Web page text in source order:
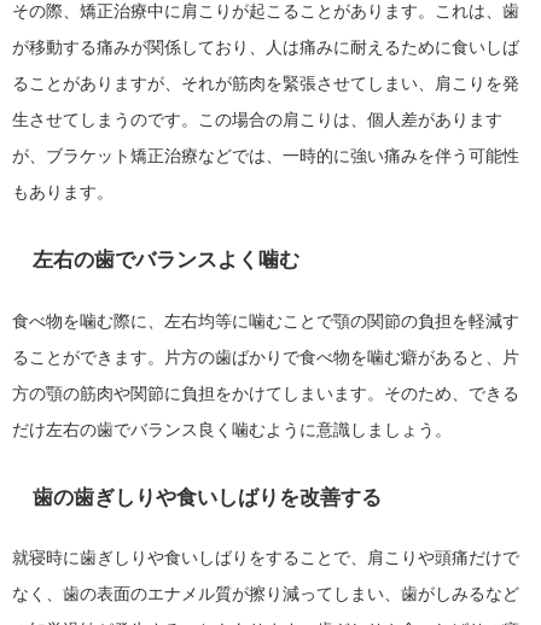
その際、矯正治療中に肩こりが起こることがあります。これは、歯
が移動する痛みが関係しており、人は痛みに耐えるために食いしば
ることがありますが、それが筋肉を緊張させてしまい、肩こりを発
生させてしまうのです。この場合の肩こりは、個人差があります
が、ブラケット矯正治療などでは、一時的に強い痛みを伴う可能性
もあります。
左右の歯でバランスよく噛む
食べ物を噛む際に、左右均等に噛むことで顎の関節の負担を軽減す
ることができます。片方の歯ばかりで食べ物を噛む癖があると、片
方の顎の筋肉や関節に負担をかけてしまいます。そのため、できる
だけ左右の歯でバランス良く噛むように意識しましょう。
歯の歯ぎしりや食いしばりを改善する
就寝時に歯ぎしりや食いしばりをすることで、肩こりや頭痛だけで
なく、歯の表面のエナメル質が擦り減ってしまい、歯がしみるなど